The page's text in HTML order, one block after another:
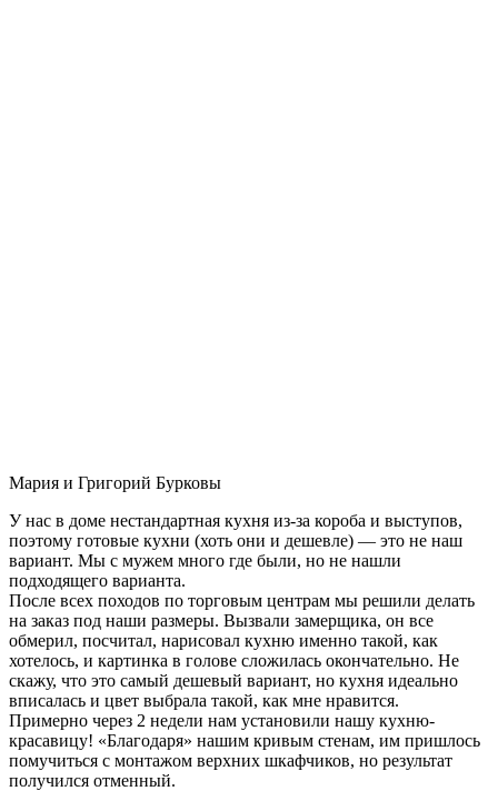
Мария и Григорий Бурковы
У нас в доме нестандартная кухня из-за короба и выступов,
поэтому готовые кухни (хоть они и дешевле) — это не наш
вариант. Мы с мужем много где были, но не нашли
подходящего варианта.
После всех походов по торговым центрам мы решили делать
на заказ под наши размеры. Вызвали замерщика, он все
обмерил, посчитал, нарисовал кухню именно такой, как
хотелось, и картинка в голове сложилась окончательно. Не
скажу, что это самый дешевый вариант, но кухня идеально
вписалась и цвет выбрала такой, как мне нравится.
Примерно через 2 недели нам установили нашу кухню-
красавицу! «Благодаря» нашим кривым стенам, им пришлось
помучиться с монтажом верхних шкафчиков, но результат
получился отменный.